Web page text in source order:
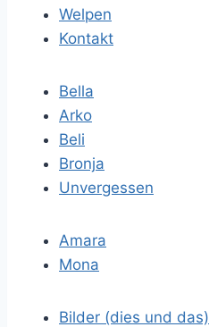
Welpen
Kontakt
Bella
Arko
Beli
Bronja
Unvergessen
Amara
Mona
Bilder (dies und das)